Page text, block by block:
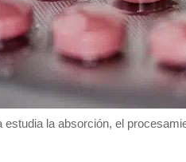
estudia la absorción, el